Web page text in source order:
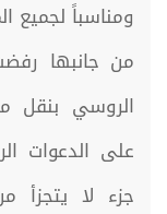
ومناسباً لجميع
من جانبها
الروسي بنقل
على الدعوات